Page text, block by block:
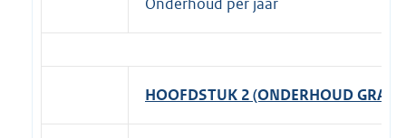
HOOFDSTUK 2 (ONDERHOUD